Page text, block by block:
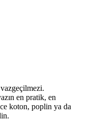
en pratik, en
koton, poplin ya da